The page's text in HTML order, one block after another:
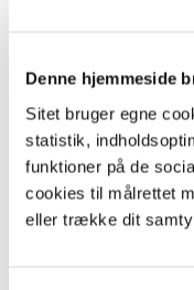
Denne hjemmeside
Sitet bruger egne
statistik,
funktioner på de
cookies til målrettet
eller trække dit
iagttagelser og
klassen.
På skolen:
Hjemme på skolen
et nyt stykke ternet
plotter de ordnede